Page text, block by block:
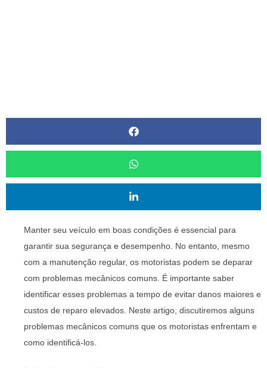
Manter seu veículo em boas condições é essencial para
garantir sua segurança e desempenho. No entanto, mesmo
com a manutenção regular, os motoristas podem se deparar
com problemas mecânicos comuns. É importante saber
identificar esses problemas a tempo de evitar danos maiores e
custos de reparo elevados. Neste artigo, discutiremos alguns
problemas mecânicos comuns que os motoristas enfrentam e
como identificá-los.